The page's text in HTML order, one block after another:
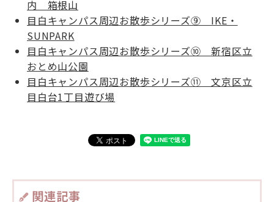
内 箱根山
目白キャンパス周辺お散歩シリーズ⑨ IKE・
SUNPARK
目白キャンパス周辺お散歩シリーズ⑩ 新宿区立
おとめ山公園
目白キャンパス周辺お散歩シリーズ⑪ 文京区立
目白台1丁目遊び場
関連記事